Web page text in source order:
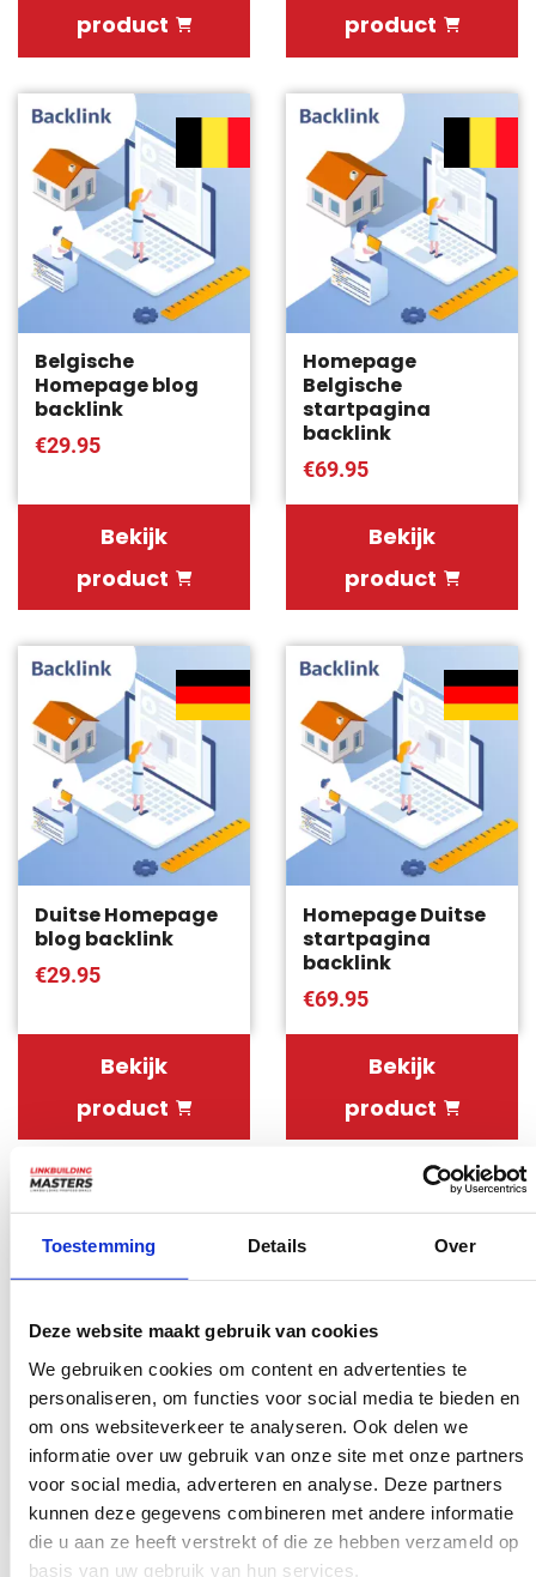
Toestemming Details Over
Deze website maakt gebruik van cookies
We gebruiken cookies om content en advertenties te
personaliseren, om functies voor social media te bieden en
om ons websiteverkeer te analyseren. Ook delen we
informatie over uw gebruik van onze site met onze partners
voor social media, adverteren en analyse. Deze partners
kunnen deze gegevens combineren met andere informatie
die u aan ze heeft verstrekt of die ze hebben verzameld op
basis van uw gebruik van hun services.
product
product
Belgische
Homepage blog
backlink
€29.95
Bekijk
product
Homepage
Belgische
startpagina
backlink
€69.95
Bekijk
product
Duitse Homepage
blog backlink
€29.95
Bekijk
product
Homepage Duitse
startpagina
backlink
€69.95
Bekijk
product
Engelse Homepage
blog backlink
€26.95